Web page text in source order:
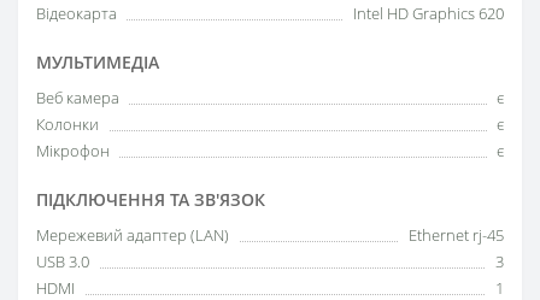
Відеокарта
Intel HD Graphics 620
МУЛЬТИМЕДІА
Веб камера
є
Колонки
є
Мікрофон
є
ПІДКЛЮЧЕННЯ ТА ЗВ'ЯЗОК
Мережевий адаптер (LAN)
Ethernet rj-45
USB 3.0
3
HDMI
1